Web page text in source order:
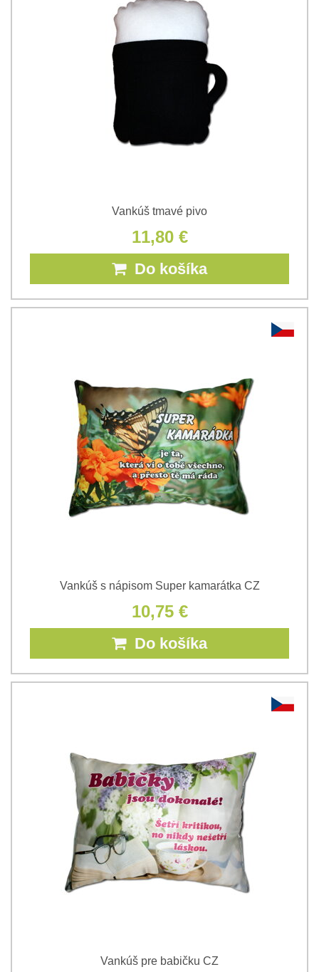
Vankúš tmavé pivo
11,80 €
Do košíka
Vankúš s nápisom Super kamarátka CZ
10,75 €
Do košíka
Vankúš pre babičku CZ